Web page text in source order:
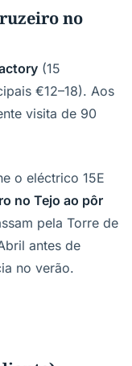
no
(15
€12–18). Aos
visita de 90
o eléctrico 15E
no Tejo ao pôr
pela Torre de
antes de
no verão.